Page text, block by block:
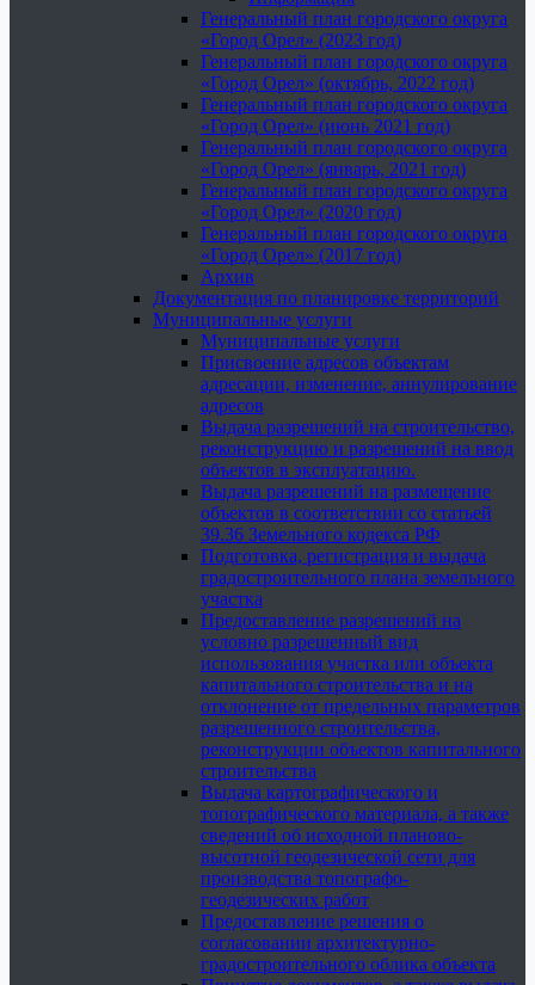
Генеральный план городского округа
«Город Орел» (2023 год)
Генеральный план городского округа
«Город Орел» (октябрь, 2022 год)
Генеральный план городского округа
«Город Орел» (июнь 2021 год)
Генеральный план городского округа
«Город Орел» (январь, 2021 год)
Генеральный план городского округа
«Город Орел» (2020 год)
Генеральный план городского округа
«Город Орел» (2017 год)
Архив
Документация по планировке территорий
Муниципальные услуги
Муниципальные услуги
Присвоение адресов объектам
адресации, изменение, аннулирование
адресов
Выдача разрешений на строительство,
реконструкцию и разрешений на ввод
объектов в эксплуатацию.
Выдача разрешений на размещение
объектов в соответствии со статьей
39.36 Земельного кодекса РФ
Подготовка, регистрация и выдача
градостроительного плана земельного
участка
Предоставление разрешений на
условно разрешенный вид
использования участка или объекта
капитального строительства и на
отклонение от предельных параметров
разрешенного строительства,
реконструкции объектов капитального
строительства
Выдача картографического и
топографического материала, а также
сведений об исходной планово-
высотной геодезической сети для
производства топографо-
геодезических работ
Предоставление решения о
согласовании архитектурно-
градостроительного облика объекта